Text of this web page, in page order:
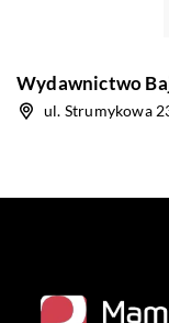
Wydawnictwo
ul. Strumykowa